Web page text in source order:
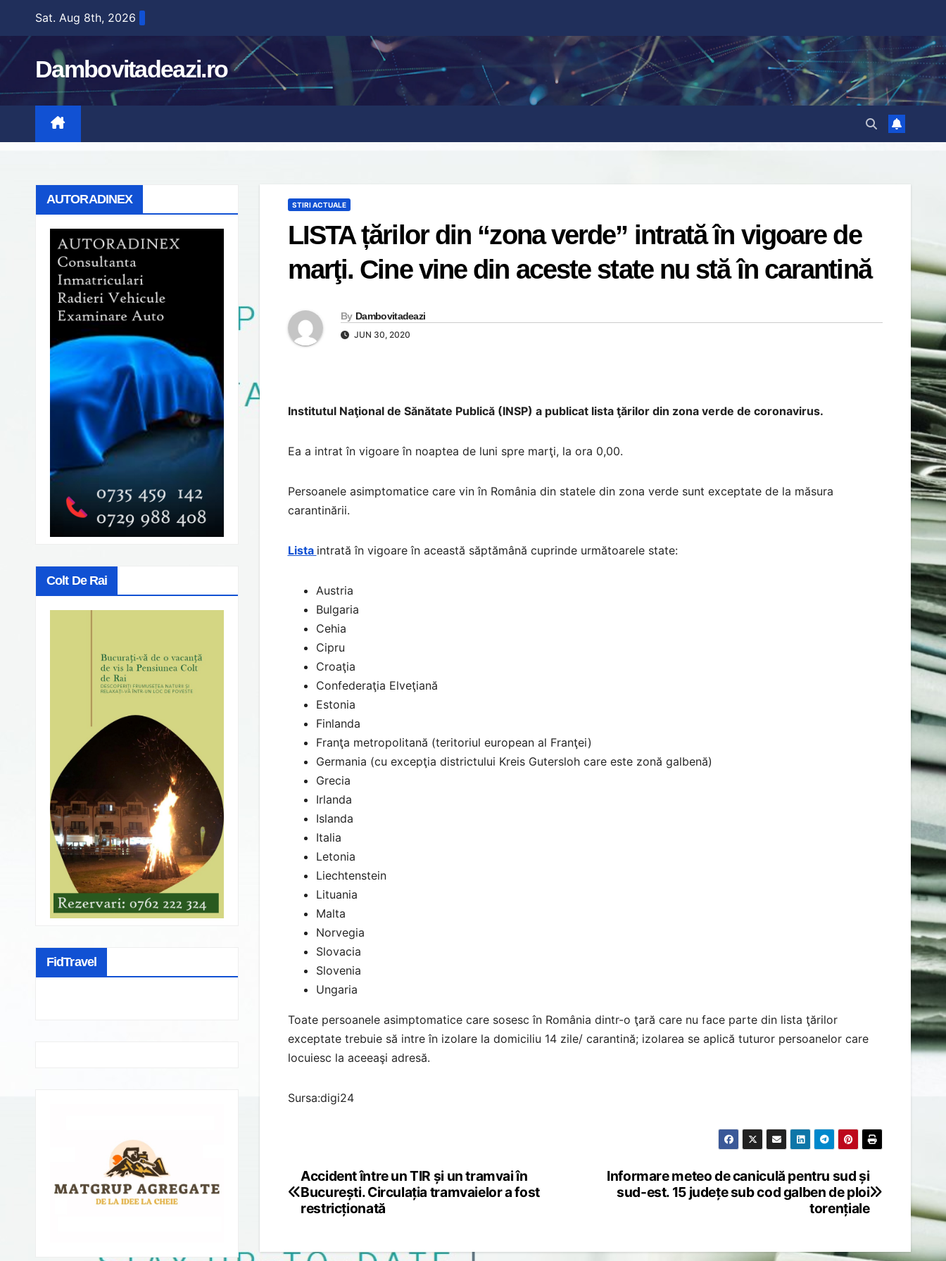
content
Sat. Aug 8th, 2026
Dambovitadeazi.ro
AUTORADINEX
Colt De Rai
FidTravel
STIRI ACTUALE
LISTA țărilor din “zona verde” intrată în vigoare de
marţi. Cine vine din aceste state nu stă în carantină
By Dambovitadeazi
JUN 30, 2020
Institutul Naţional de Sănătate Publică (INSP) a publicat lista ţărilor din zona verde de coronavirus.
Ea a intrat în vigoare în noaptea de luni spre marţi, la ora 0,00.
Persoanele asimptomatice care vin în România din statele din zona verde sunt exceptate de la măsura
carantinării.
Lista intrată în vigoare în această săptămână cuprinde următoarele state:
Austria
Bulgaria
Cehia
Cipru
Croaţia
Confederaţia Elveţiană
Estonia
Finlanda
Franţa metropolitană (teritoriul european al Franţei)
Germania (cu excepţia districtului Kreis Gutersloh care este zonă galbenă)
Grecia
Irlanda
Islanda
Italia
Letonia
Liechtenstein
Lituania
Malta
Norvegia
Slovacia
Slovenia
Ungaria
Toate persoanele asimptomatice care sosesc în România dintr-o ţară care nu face parte din lista ţărilor
exceptate trebuie să intre în izolare la domiciliu 14 zile/ carantină; izolarea se aplică tuturor persoanelor care
locuiesc la aceeaşi adresă.
Sursa:digi24
Post
navigation
Informare meteo de caniculă pentru sud și
sud-est. 15 județe sub cod galben de ploi
torențiale
Accident între un TIR și un tramvai în
București. Circulația tramvaielor a fost
restricționată